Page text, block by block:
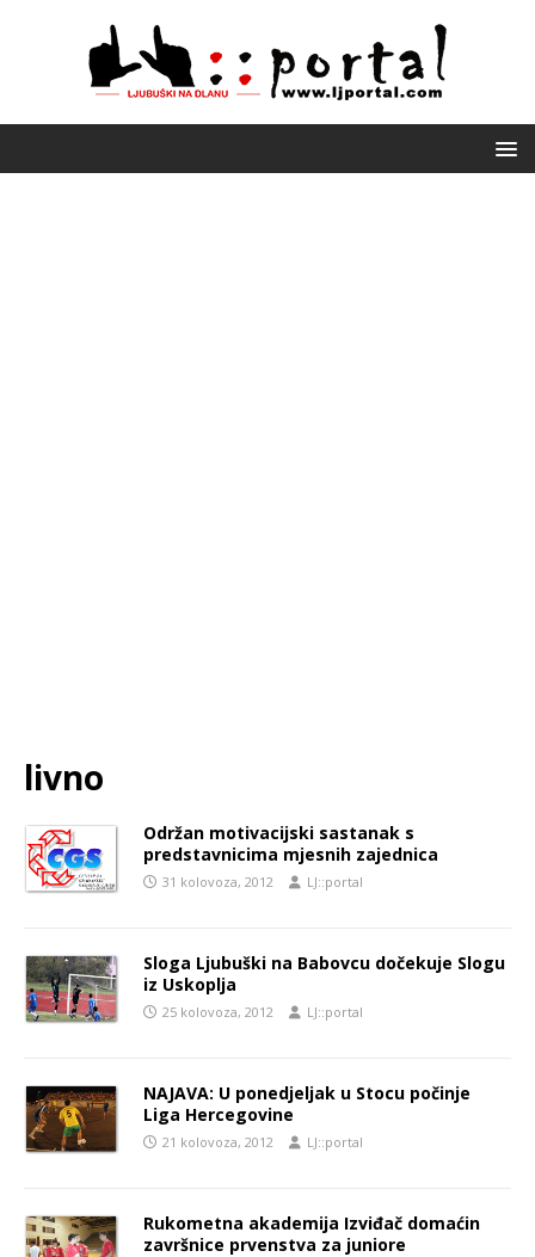
livno
Održan motivacijski sastanak s
predstavnicima mjesnih zajednica
31 kolovoza, 2012 LJ::portal
Sloga Ljubuški na Babovcu dočekuje Slogu
iz Uskoplja
25 kolovoza, 2012 LJ::portal
NAJAVA: U ponedjeljak u Stocu počinje
Liga Hercegovine
21 kolovoza, 2012 LJ::portal
Rukometna akademija Izviđač domaćin
završnice prvenstva za juniore